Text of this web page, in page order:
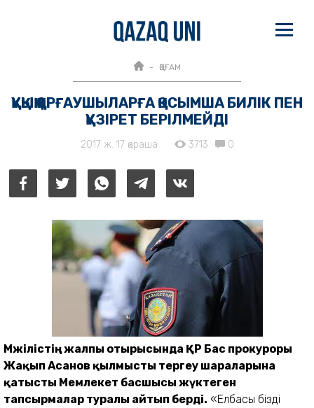
ҚОҒАМ
ҚҰҚЫҚ ҚОРҒАУШЫЛАРҒА ҚОСЫМША БИЛІК ПЕН
ҚҰЗІРЕТ БЕРІЛМЕЙДІ
2017 ж. 17 қараша 3713 0
Мәжілістің жалпы отырысында ҚР Бас прокуроры
Жақып Асанов қылмысты тергеу шараларына
қатысты Мемлекет басшысы жүктеген
тапсырмалар туралы айтып берді. «Елбасы біздің